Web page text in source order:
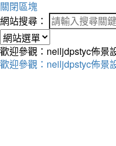
關閉區塊
網站搜尋：
歡迎參觀：neiljdpstyc佈景
歡迎參觀：neiljdpstyc佈景